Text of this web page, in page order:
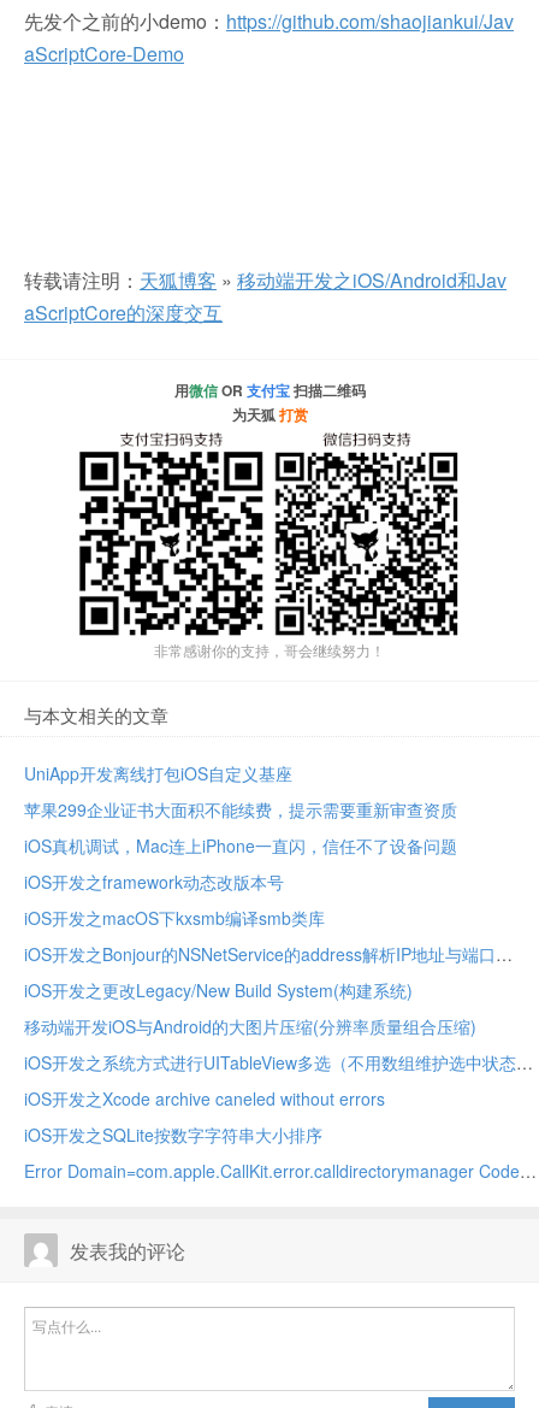
先发个之前的小demo： https://github.com/shaojiankui/Jav
aScriptCore-Demo
转载请注明： 天狐博客 » 移动端开发之iOS/Android和Jav
aScriptCore的深度交互
用微信OR 支付宝扫描二维码
为天狐打赏
非常感谢你的支持，哥会继续努力！
与本文相关的文章
UniApp开发离线打包iOS自定义基座
苹果299企业证书大面积不能续费，提示需要重新审查资质
iOS真机调试，Mac连上iPhone一直闪，信任不了设备问题
iOS开发之framework动态改版本号
iOS开发之macOS下kxsmb编译smb类库
iOS开发之Bonjour的NSNetService的address解析IP地址与端口
iOS开发之更改Legacy/New Build System(构建系统)
移动端开发iOS与Android的大图片压缩(分辨率质量组合压缩)
iOS开发之系统方式进行UITableView多选（不用数组维护选中状态）
iOS开发之Xcode archive caneled without errors
iOS开发之SQLite按数字字符串大小排序
Error Domain=com.apple.CallKit.error.calldirectorymanager Code
发表我的评论